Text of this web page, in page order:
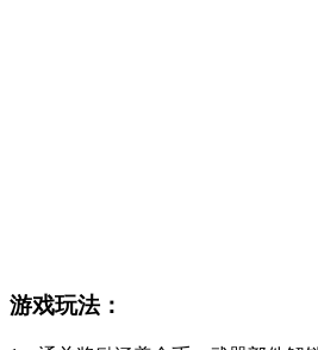
游戏玩法：